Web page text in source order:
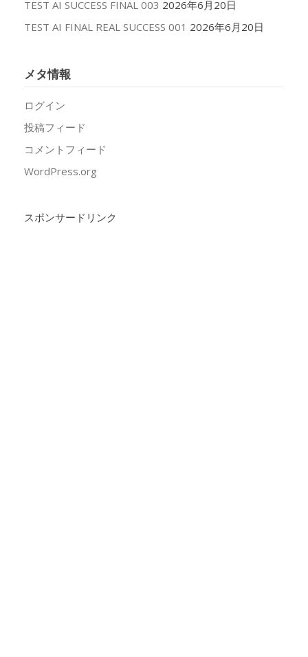
TEST AI SUCCESS FINAL 003 2026年6月20日
TEST AI FINAL REAL SUCCESS 001 2026年6月20日
メタ情報
ログイン
投稿フィード
コメントフィード
WordPress.org
スポンサードリンク